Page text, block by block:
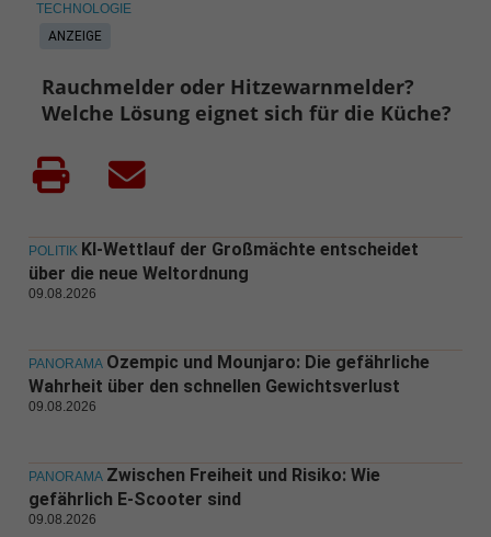
ANZEIGE
TECHNOLOGIE
Rauchmelder oder Hitzewarnmelder?
Welche Lösung eignet sich für die Küche?
POLITIK KI-Wettlauf der Großmächte entscheidet
über die neue Weltordnung
09.08.2026
PANORAMA Ozempic und Mounjaro: Die gefährliche
Wahrheit über den schnellen Gewichtsverlust
09.08.2026
PANORAMA Zwischen Freiheit und Risiko: Wie
gefährlich E-Scooter sind
09.08.2026